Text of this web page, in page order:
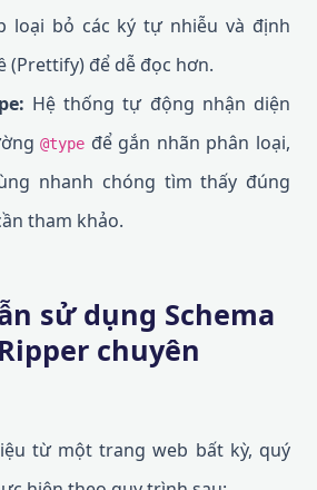
loại bỏ các ký tự nhiễu và định
(Prettify) để dễ đọc hơn.
Hệ thống tự động nhận diện
@type để gắn nhãn phân loại,
nhanh chóng tìm thấy đúng
tham khảo.
sử dụng Schema
chuyên
từ một trang web bất kỳ, quý